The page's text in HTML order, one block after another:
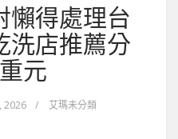
懶得處理台
洗店推薦分
元
2026 / 艾瑪未分類